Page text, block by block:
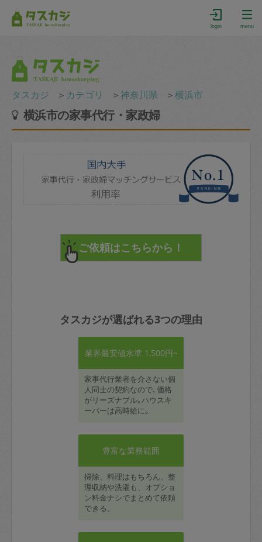
login menu
タスカジ ＞ カテゴリ ＞神奈川県 ＞横浜市
横浜市の家事代行・家政婦
タスカジが選ばれる3つの理由
業界最安値水準 1,500円~
家事代行業者を介さない個
人同士の契約なので､価格
がリーズナブル｡ハウスキ
ーパーは高時給に｡
豊富な業務範囲
掃除、料理はもちろん、整
理収納や洗濯も、オプショ
ン料金ナシでまとめて依頼
できる。